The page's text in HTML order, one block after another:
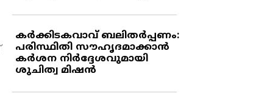
കര്‍ക്കിടകവാവ് ബലിതര്‍പ്പണം:
പരിസ്ഥിതി സൗഹൃദമാക്കാന്‍
കര്‍ശന നിര്‍ദ്ദേശവുമായി
ശുചിത്വ മിഷന്‍